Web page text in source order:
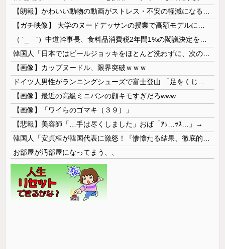
【画像】カップヌードル、限界突破ｗｗｗ
【画像】最近の高級ミニバンの顔キモすぎだろwww
【画像】「ワイらのゴマキ（３９）」
【悲報】美容師「…手は尽くしました」おば「ｱｯ…ｯｽ…」→
お部屋が汚部屋になってまう、、